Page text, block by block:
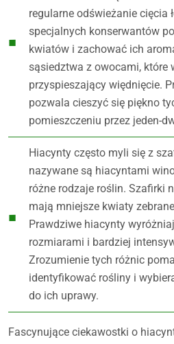
regularne odświeżanie cięcia
specjalnych konserwantów
kwiatów i zachować ich
sąsiedztwa z owocami, które
przyspieszający więdnięcie.
pozwala cieszyć się piękno
pomieszczeniu przez jeden-
Hiacynty często myli się z
nazywane są hiacyntami
różne rodzaje roślin. Szafirki
mają mniejsze kwiaty
Prawdziwe hiacynty
rozmiarami i bardziej
Zrozumienie tych różnic
identyfikować rośliny i
do ich uprawy.
Fascynujące ciekawostki o